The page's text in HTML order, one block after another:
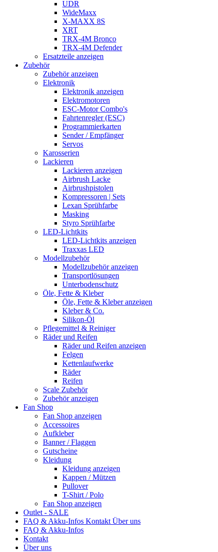
UDR
WideMaxx
X-MAXX 8S
XRT
TRX-4M Bronco
TRX-4M Defender
Ersatzteile anzeigen
Zubehör
Zubehör anzeigen
Elektronik
Elektronik anzeigen
Elektromotoren
ESC-Motor Combo's
Fahrtenregler (ESC)
Programmierkarten
Sender / Empfänger
Servos
Karosserien
Lackieren
Lackieren anzeigen
Airbrush Lacke
Airbrushpistolen
Kompressoren | Sets
Lexan Sprühfarbe
Masking
Styro Sprühfarbe
LED-Lichtkits
LED-Lichtkits anzeigen
Traxxas LED
Modellzubehör
Modellzubehör anzeigen
Transportlösungen
Unterbodenschutz
Öle, Fette & Kleber
Öle, Fette & Kleber anzeigen
Kleber & Co.
Silikon-Öl
Pflegemittel & Reiniger
Räder und Reifen
Räder und Reifen anzeigen
Felgen
Kettenlaufwerke
Räder
Reifen
Scale Zubehör
Zubehör anzeigen
Fan Shop
Fan Shop anzeigen
Accessoires
Aufkleber
Banner / Flaggen
Gutscheine
Kleidung
Kleidung anzeigen
Kappen / Mützen
Pullover
T-Shirt / Polo
Fan Shop anzeigen
Outlet - SALE
FAQ & Akku-Infos Kontakt Über uns
FAQ & Akku-Infos
Kontakt
Über uns